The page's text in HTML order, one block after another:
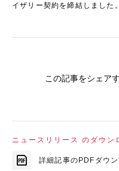
イザリー契約を締結しました。
この記事をシェア
ニュースリリース のダウン
詳細記事のPDFダウ